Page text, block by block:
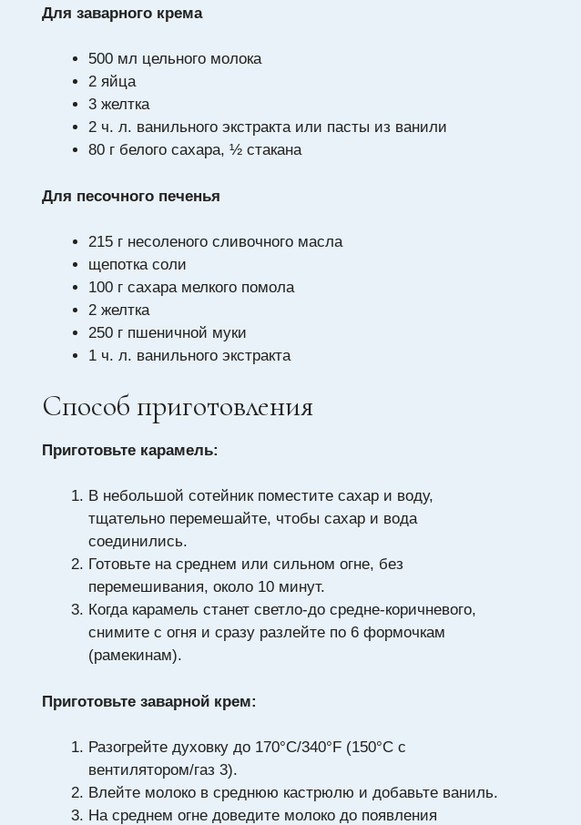
Для заварного крема
500 мл цельного молока
2 яйца
3 желтка
2 ч. л. ванильного экстракта или пасты из ванили
80 г белого сахара, ½ стакана
Для песочного печенья
215 г несоленого сливочного масла
щепотка соли
100 г сахара мелкого помола
2 желтка
250 г пшеничной муки
1 ч. л. ванильного экстракта
Способ приготовления
Приготовьте карамель:
В небольшой сотейник поместите сахар и воду,
тщательно перемешайте, чтобы сахар и вода
соединились.
Готовьте на среднем или сильном огне, без
перемешивания, около 10 минут.
Когда карамель станет светло-до средне-коричневого,
снимите с огня и сразу разлейте по 6 формочкам
(рамекинам).
Приготовьте заварной крем:
Разогрейте духовку до 170°C/340°F (150°C с
вентилятором/газ 3).
Влейте молоко в среднюю кастрюлю и добавьте ваниль.
На среднем огне доведите молоко до появления